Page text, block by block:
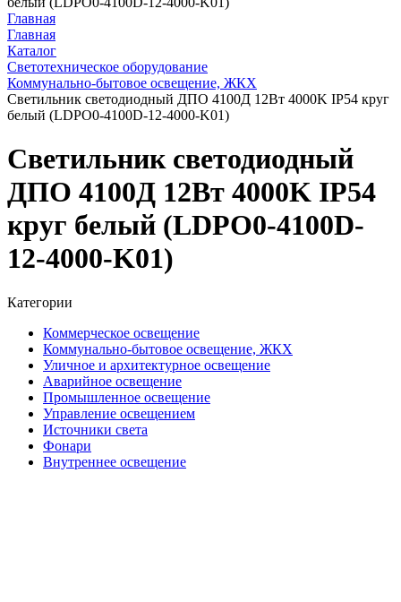
Главная
Главная
Каталог
Светотехническое оборудование
Коммунально-бытовое освещение, ЖКХ
Светильник светодиодный ДПО 4100Д 12Вт 4000K IP54 круг
белый (LDPO0-4100D-12-4000-K01)
Светильник светодиодный
ДПО 4100Д 12Вт 4000K IP54
круг белый (LDPO0-4100D-
12-4000-K01)
Категории
Коммерческое освещение
Коммунально-бытовое освещение, ЖКХ
Уличное и архитектурное освещение
Аварийное освещение
Промышленное освещение
Управление освещением
Источники света
Фонари
Внутреннее освещение